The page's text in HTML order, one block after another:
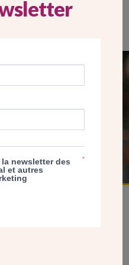
de Veuster, l’apôtre des
(Paris 20e) (JdP/CDC)
DON
newsletter des
et autres
*